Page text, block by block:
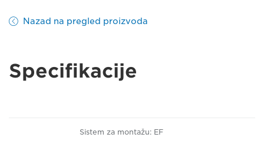
Nazad na pregled proizvoda
Specifikacije
Sistem za montažu: EF